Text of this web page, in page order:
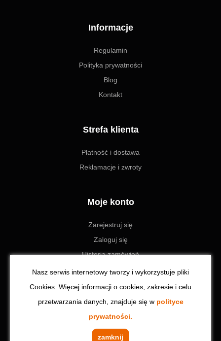
Nasz serwis internetowy tworzy i wykorzystuje pliki
Cookies. Więcej informacji o cookies, zakresie i celu
przetwarzania danych, znajduje się w polityce
prywatności.
zamknij
Informacje
Regulamin
Polityka prywatności
Blog
Kontakt
Strefa klienta
Płatność i dostawa
Reklamacje i zwroty
Moje konto
Zarejestruj się
Zaloguj się
Historia zamówień
Ustawienia
© 2023 Toolzone.pl | Wszystkie prawa zastrzeżone. Realizacja: